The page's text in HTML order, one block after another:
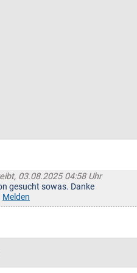
03.08.2025 04:58 Uhr
gesucht sowas. Danke
Melden